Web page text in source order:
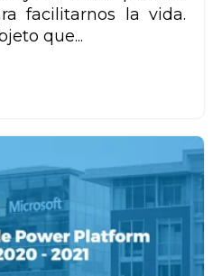
facilitarnos la vida.
que...